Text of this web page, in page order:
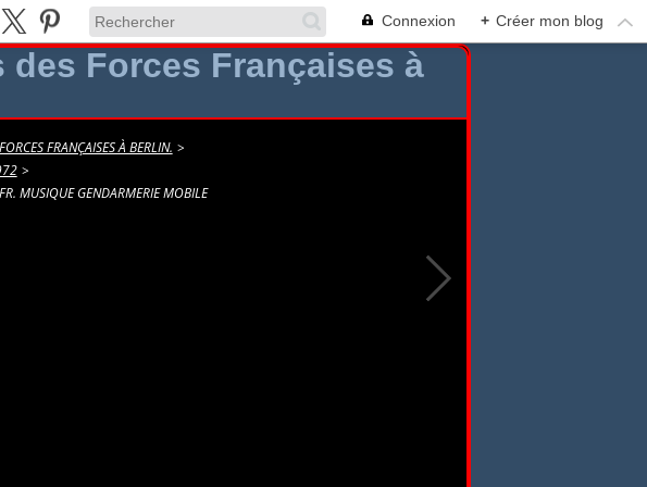
Connexion + Créer mon blog
FRANÇAISES À BERLIN. >
>
MUSIQUE GENDARMERIE MOBILE